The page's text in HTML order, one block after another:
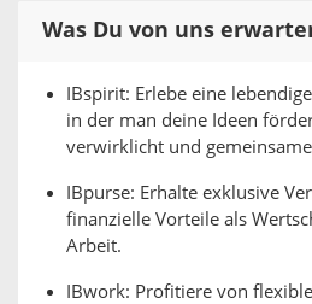
Was Du von uns
IBspirit: Erlebe eine
in der man deine Ideen
verwirklicht und
IBpurse: Erhalte exklusive
finanzielle Vorteile als
Arbeit.
IBwork: Profitiere von